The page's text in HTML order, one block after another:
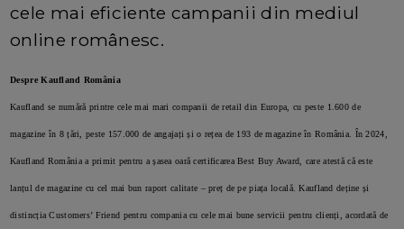
cele mai eficiente campanii din mediul
online românesc.
Despre Kaufland România
Kaufland se numără printre cele mai mari companii de retail din Europa, cu peste 1.600 de
magazine în 8 țări, peste 157.000 de angajați și o rețea de 193 de magazine în România. În 2024,
Kaufland România a primit pentru a șasea oară certificarea Best Buy Award, care atestă că este
lanțul de magazine cu cel mai bun raport calitate – preț de pe piața locală. Kaufland deține și
distincția Customers’ Friend pentru compania cu cele mai bune servicii pentru clienți, acordată de